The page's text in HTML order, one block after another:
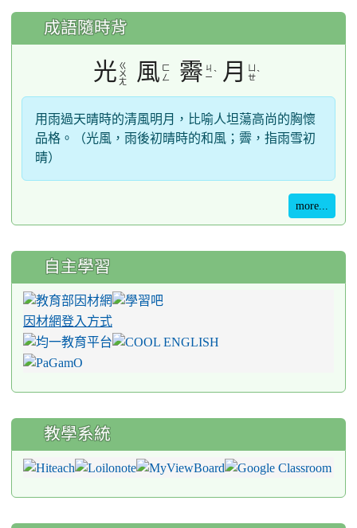
成語隨時背
光 ㄍ
ㄨ
ㄤ
風 ㄈ
ㄥ
霽 ㄐ
ㄧ ˋ 月
ㄝˋ
用雨過天晴時的清風明月，比喻人坦蕩高尚的胸懷
品格。（光風，雨後初晴時的和風；霽，指雨雪初
晴）
more...
自主學習
因材網登入方式
教學系統